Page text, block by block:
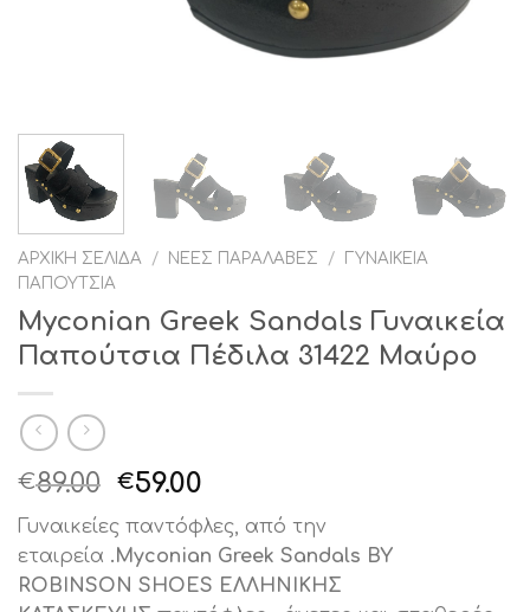
ΑΡΧΙΚΉ ΣΕΛΊΔΑ / ΝΈΕΣ ΠΑΡΑΛΑΒΈΣ /
ΓΥΝΑΙΚΕΊΑ
ΠΑΠΟΎΤΣΙΑ
Myconian Greek Sandals Γυναικεία
Παπούτσια Πέδιλα 31422 Μαύρο
€89.00 Original
price
was:
€89.00.
€59.00
τρέχουσα
τιμή
είναι:
€59.00.
Γυναικείες παντόφλες, από την
εταιρεία .Myconian Greek Sandals BY
ROBINSON SHOES ΕΛΛΗΝΙΚΗΣ